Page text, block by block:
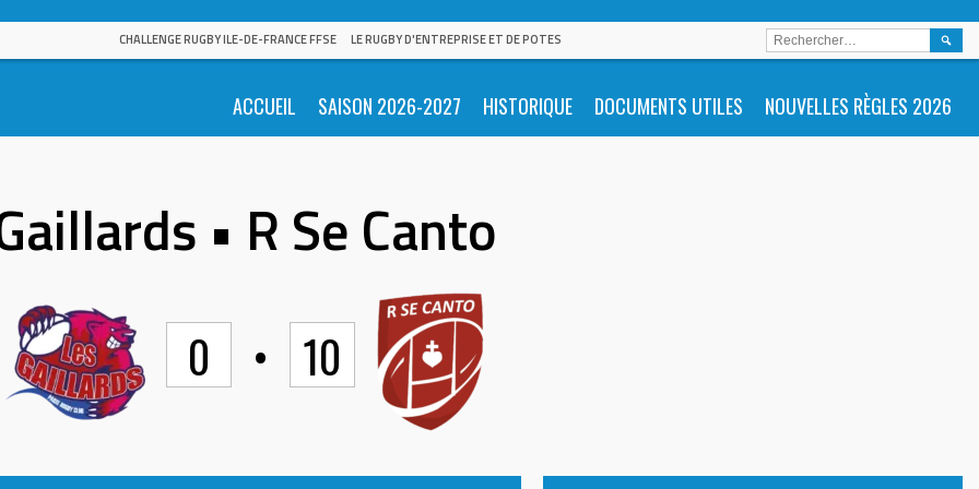
CHALLENGE RUGBY ILE-DE-FRANCE FFSE LE RUGBY D'ENTREPRISE ET DE POTES
ACCUEIL SAISON 2026-2027 HISTORIQUE DOCUMENTS UTILES NOUVELLES RÈGLES 2026
• R Se Canto
0 • 10